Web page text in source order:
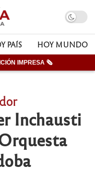
PAÍS HOY MUNDO
IMPRESA 🗞
Inchausti